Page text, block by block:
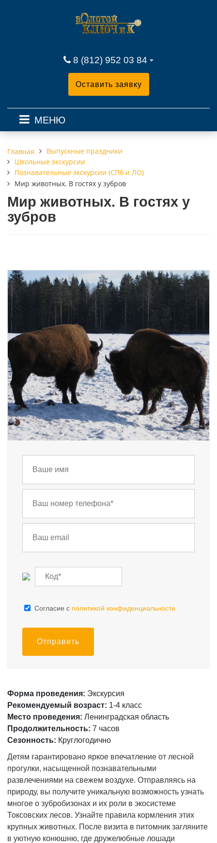
8 (812) 952 03 84
Оставить заявку
МЕНЮ
Главная
Выпускные праздники
Школьные экскурсии
Познавательные экскурсии (СПб и ЛО)
Мир животных. В гостях у зубров
Мир животных. В гостях у
зубров
Cогласие с политикой конфиденциальности
Отправить
Форма проведения: Экскурсия
Рекомендуемый возраст: 1-4 класс
Место проведения: Ленинградская область
Продолжительность: 7 часов
Сезонность: Круглогодично
Детям гарантировано яркое впечатление от лесной
прогулки, насыщенной познавательными
развлечениями на свежем воздухе. Отправляясь на
природу, вы получите уникальную возможность узнать
многое о зубробизонах и их роли в экосистеме
Токсовских лесов. Узнайте правила кормления этих
крупных животных. После визита в питомник загляните
в уютную конюшню, где дружелюбные лошади